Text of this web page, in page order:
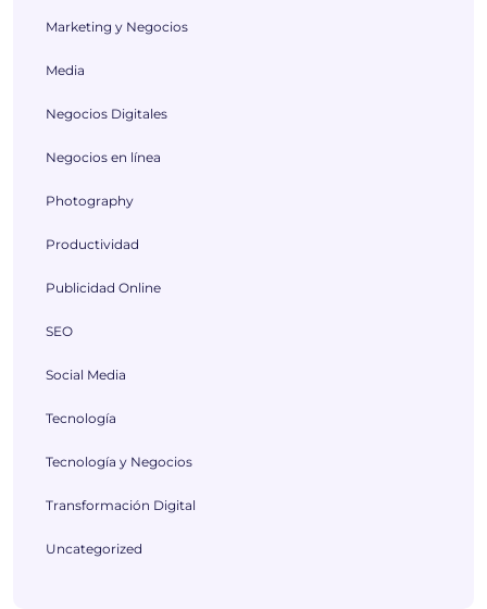
Marketing y Negocios
Media
Negocios Digitales
Negocios en línea
Photography
Productividad
Publicidad Online
SEO
Social Media
Tecnología
Tecnología y Negocios
Transformación Digital
Uncategorized